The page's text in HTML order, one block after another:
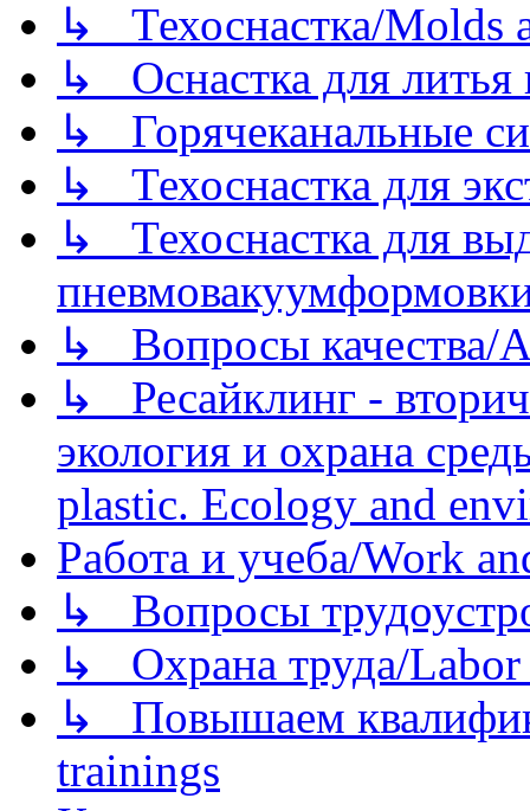
↳ Техоснастка/Molds
↳ Оснастка для литья
↳ Горячеканальные
↳ Техоснастка для
↳ Техоснастка для
↳ Вопросы качества/
↳ Ресайклинг -
экология и охрана
plastic. Ecology and
Работа и учеба/Work
↳ Вопросы
↳ Охрана труда/Labor
↳ Повышаем
trainings